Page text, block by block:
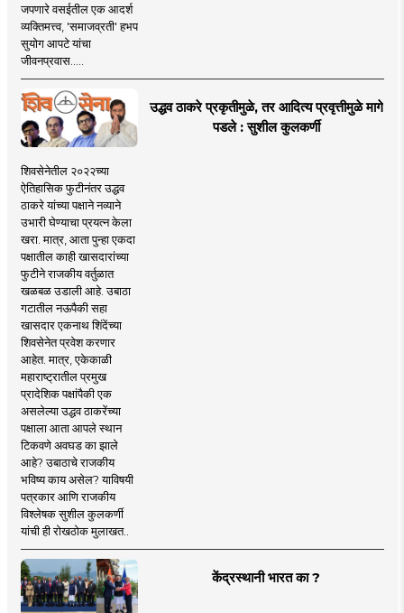
जपणारे वसईतील एक आदर्श
व्यक्तिमत्त्व, 'समाजव्रती' हभप
सुयोग आपटे यांचा
जीवनप्रवास.....
उद्धव ठाकरे प्रकृतीमुळे, तर आदित्य प्रवृत्तीमुळे मागे
पडले : सुशील कुलकर्णी
शिवसेनेतील २०२२च्या
ऐतिहासिक फुटीनंतर उद्धव
ठाकरे यांच्या पक्षाने नव्याने
उभारी घेण्याचा प्रयत्न केला
खरा. मात्र, आता पुन्हा एकदा
पक्षातील काही खासदारांच्या
फुटीने राजकीय वर्तुळात
खळबळ उडाली आहे. उबाठा
गटातील नऊपैकी सहा
खासदार एकनाथ शिंदेंच्या
शिवसेनेत प्रवेश करणार
आहेत. मात्र, एकेकाळी
महाराष्ट्रातील प्रमुख
प्रादेशिक पक्षांपैकी एक
असलेल्या उद्धव ठाकरेंच्या
पक्षाला आता आपले स्थान
टिकवणे अवघड का झाले
आहे? उबाठाचे राजकीय
भविष्य काय असेल? याविषयी
पत्रकार आणि राजकीय
विश्लेषक सुशील कुलकर्णी
यांची ही रोखठोक मुलाखत..
केंद्रस्थानी भारत का ?